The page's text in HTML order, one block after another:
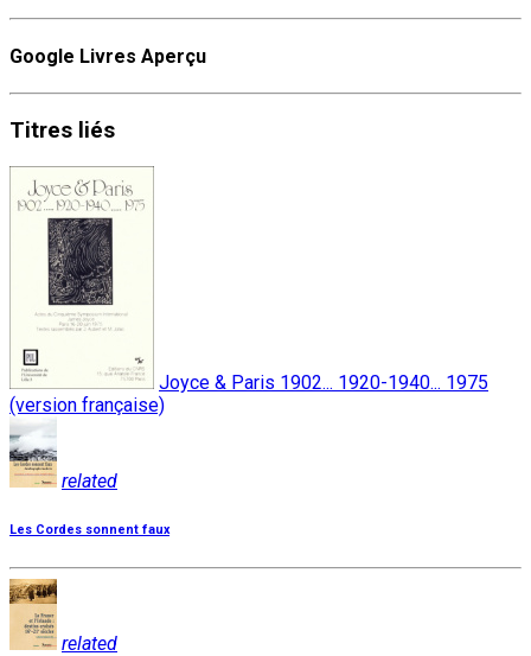
Google Livres Aperçu
Titres liés
Joyce & Paris 1902... 1920-1940... 1975
(version française)
related
Les Cordes sonnent faux
related